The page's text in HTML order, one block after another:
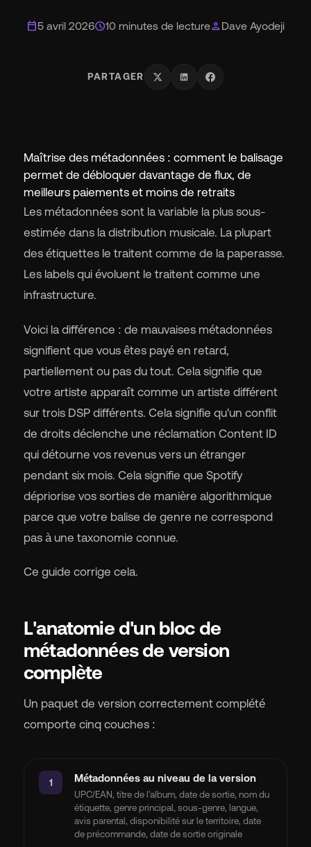
calendar_today5 avril 2026schedule10 minutes de lectureperson Dave Ayodeji
PARTAGER
Maîtrise des métadonnées : comment le balisage
permet de débloquer davantage de flux, de
meilleurs paiements et moins de retraits
Les métadonnées sont la variable la plus sous-
estimée dans la distribution musicale. La plupart
des étiquettes le traitent comme de la paperasse.
Les labels qui évoluent le traitent comme une
infrastructure.
Voici la différence : de mauvaises métadonnées
signifient que vous êtes payé en retard,
partiellement ou pas du tout. Cela signifie que
votre artiste apparaît comme un artiste différent
sur trois DSP différents. Cela signifie qu'un conflit
de droits déclenche une réclamation Content ID
qui détourne vos revenus vers un étranger
pendant six mois. Cela signifie que Spotify
dépriorise vos sorties de manière algorithmique
parce que votre balise de genre ne correspond
pas à une taxonomie connue.
Ce guide corrige cela.
L'anatomie d'un bloc de
métadonnées de version
complète
Un paquet de version correctement complété
comporte cinq couches :
1 Métadonnées au niveau de la version
UPC/EAN, titre de l'album, date de sortie, nom du
étiquette, genre principal, sous-genre, langue,
avis parental, disponibilité sur le territoire, date
de précommande, date de sortie originale